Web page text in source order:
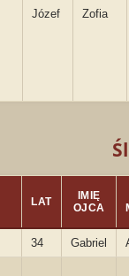
Józef Zofia
LAT
IMIĘ
OJCA
34 Gabriel